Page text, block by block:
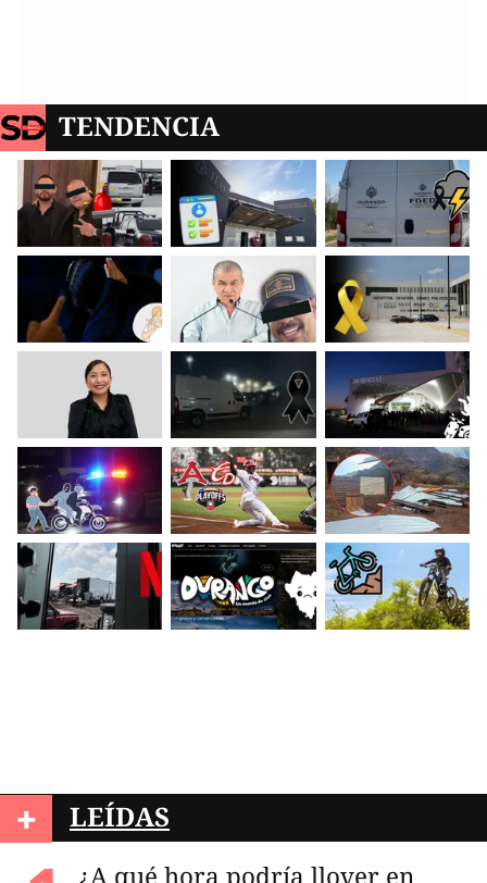
TENDENCIA
+ LEÍDAS
¿A qué hora podría llover en